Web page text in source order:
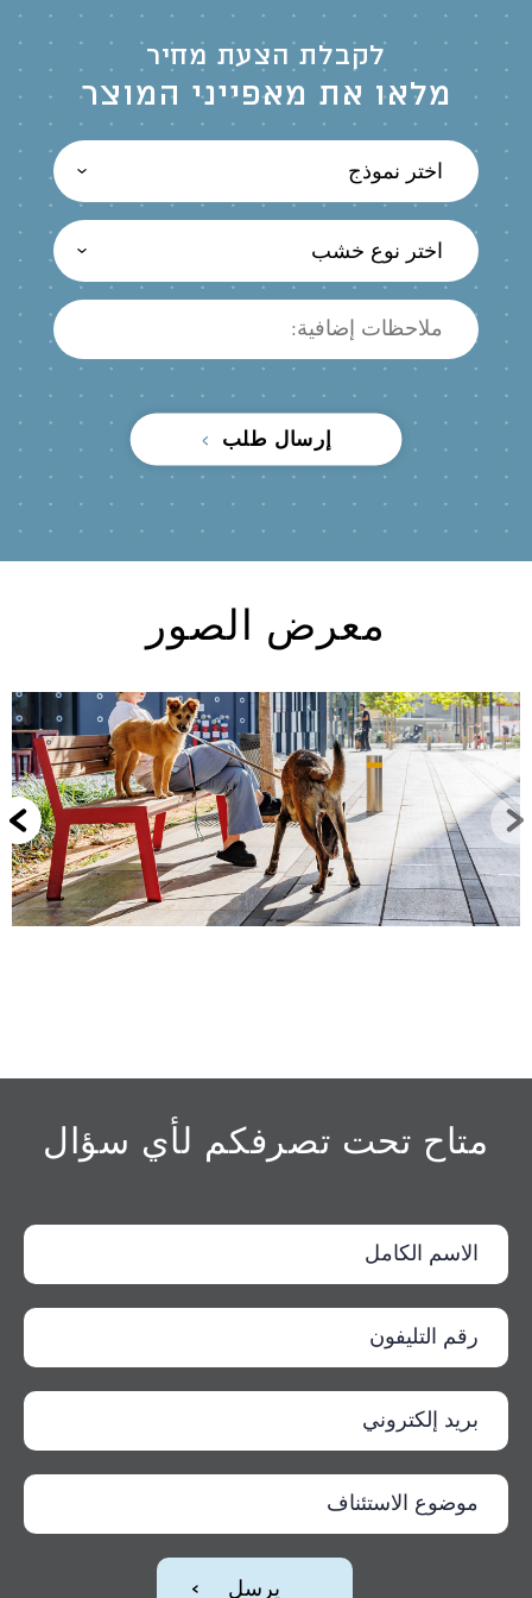
לקבלת הצעת מחיר
מלאו את מאפייני המוצר
اختر نموذج
اختر نوع خشب
إرسال طلب
معرض الصور
متاح تحت تصرفكم لأي سؤال